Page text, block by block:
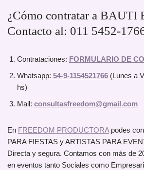
¿Cómo contratar a BAUTI
Contacto al: 011 5452-
Contrataciones: FORMULARIO DE
Whatsapp: 54-9-1154521766 (Lunes a
hs)
Mail: consultasfreedom@gmail.com
En FREEDOM PRODUCTORApodes
PARA FIESTAS y ARTISTAS PARA
Directa y segura. Contamos con más de
en eventos tanto Sociales como